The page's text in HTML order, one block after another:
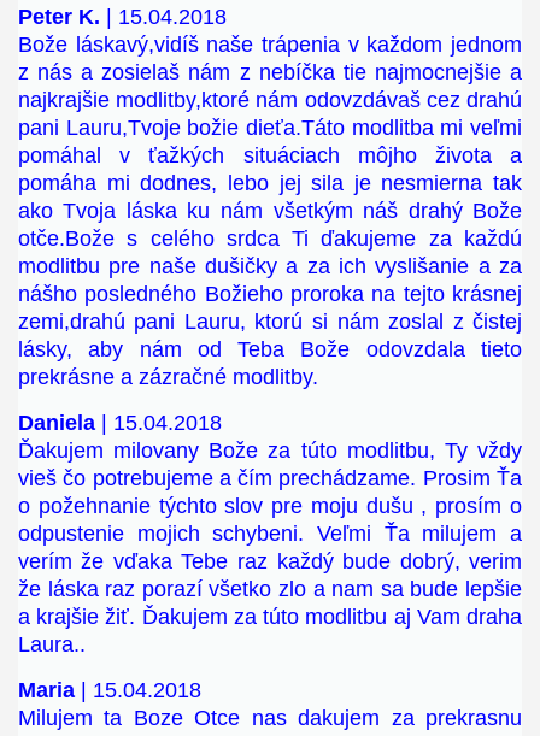
Peter K.
| 15.04.2018
Bože láskavý,vidíš naše trápenia v každom jednom
z nás a zosielaš nám z nebíčka tie najmocnejšie a
najkrajšie modlitby,ktoré nám odovzdávaš cez drahú
pani Lauru,Tvoje božie dieťa.Táto modlitba mi veľmi
pomáhal v ťažkých situáciach môjho života a
pomáha mi dodnes, lebo jej sila je nesmierna tak
ako Tvoja láska ku nám všetkým náš drahý Bože
otče.Bože s celého srdca Ti ďakujeme za každú
modlitbu pre naše dušičky a za ich vyslišanie a za
nášho posledného Božieho proroka na tejto krásnej
zemi,drahú pani Lauru, ktorú si nám zoslal z čistej
lásky, aby nám od Teba Bože odovzdala tieto
prekrásne a zázračné modlitby.
Daniela
| 15.04.2018
Ďakujem milovany Bože za túto modlitbu, Ty vždy
vieš čo potrebujeme a čím prechádzame. Prosim Ťa
o požehnanie týchto slov pre moju dušu , prosím o
odpustenie mojich schybeni. Veľmi Ťa milujem a
verím že vďaka Tebe raz každý bude dobrý, verim
že láska raz porazí všetko zlo a nam sa bude lepšie
a krajšie žiť. Ďakujem za túto modlitbu aj Vam draha
Laura..
Maria| 15.04.2018
Milujem ta Boze Otce nas dakujem za prekrasnu